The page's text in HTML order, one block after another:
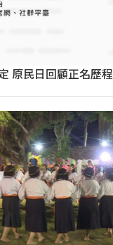
原民日回顧正名歷程